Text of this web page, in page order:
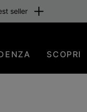
a 80 €. Iscriviti
SCOPRI